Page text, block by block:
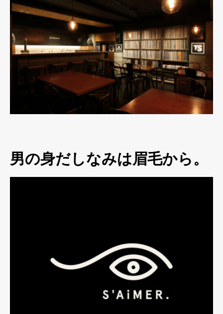
男の身だしなみは眉毛から。